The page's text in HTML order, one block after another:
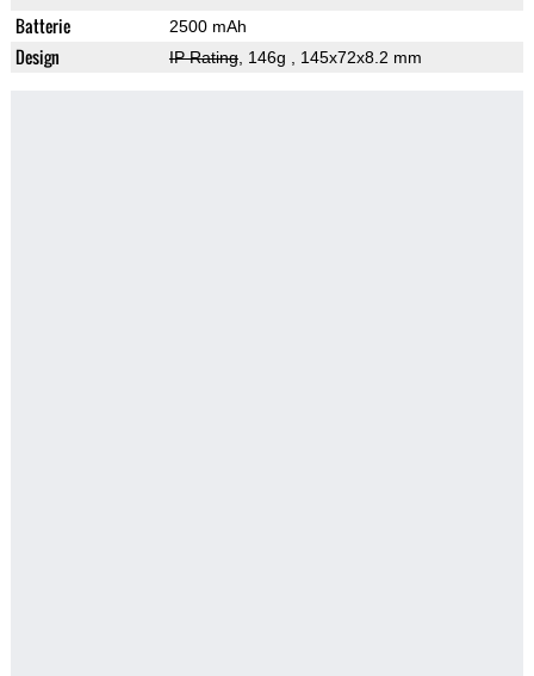
Batterie 2500 mAh
Design IP Rating, 146g , 145x72x8.2 mm